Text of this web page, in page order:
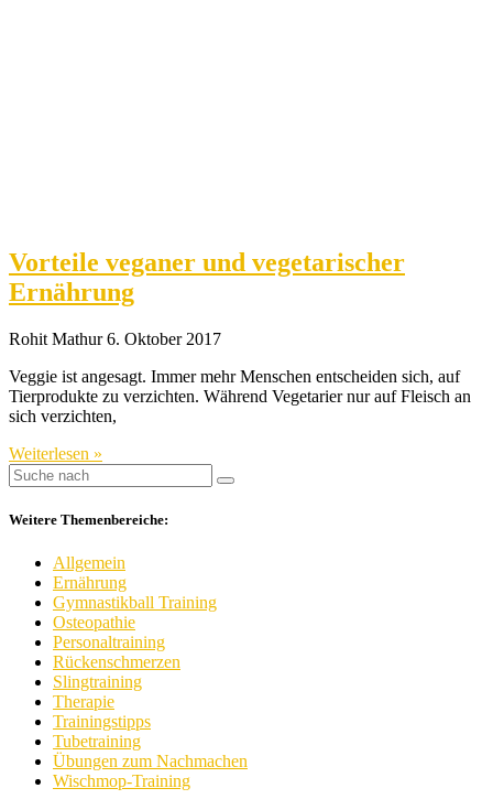
Vorteile veganer und vegetarischer
Ernährung
Rohit Mathur6. Oktober 2017
Veggie ist angesagt. Immer mehr Menschen entscheiden sich, auf
Tierprodukte zu verzichten. Während Vegetarier nur auf Fleisch an
sich verzichten,
Weiterlesen »
Weitere Themenbereiche:
Allgemein
Ernährung
Gymnastikball Training
Osteopathie
Personaltraining
Rückenschmerzen
Slingtraining
Therapie
Trainingstipps
Tubetraining
Übungen zum Nachmachen
Wischmop-Training